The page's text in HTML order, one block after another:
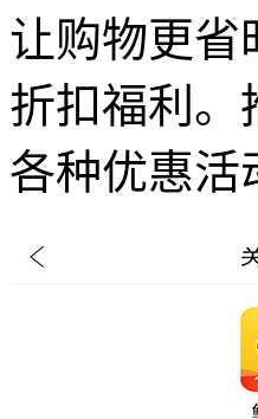
让购物更省
折扣福利。
各种优惠活